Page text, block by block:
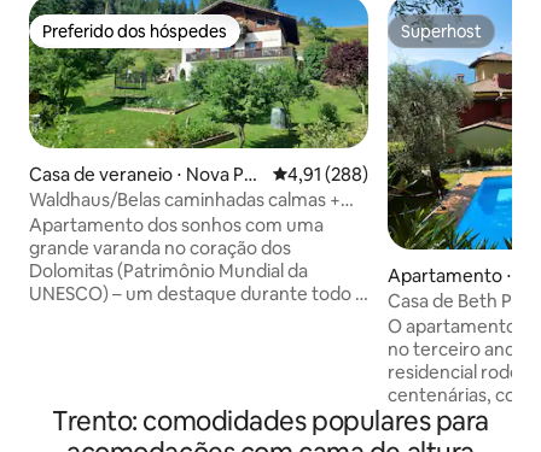
Preferido dos hóspedes
Preferido dos hóspedes
Casa de veraneio ⋅ Nova Po
nente
4,91 de uma avaliação média de
4,91 (288)
Waldhaus/Belas caminhadas calmas +
esqui
Apartamento dos sonhos com uma
grande varanda no coração dos
Dolomitas (Patrimônio Mundial da
UNESCO) – um destaque durante todo o
caminhada de Obereggen (1 km) com o
Latemarium e o Lago Carezza estão
Superhost
Superhost
Apartamento ⋅
Garda
Casa de Beth
O apartamento
no terceiro andar
residencial
centenárias, com
janela francesa
pode desfrutar
Trento: comodidades populares para